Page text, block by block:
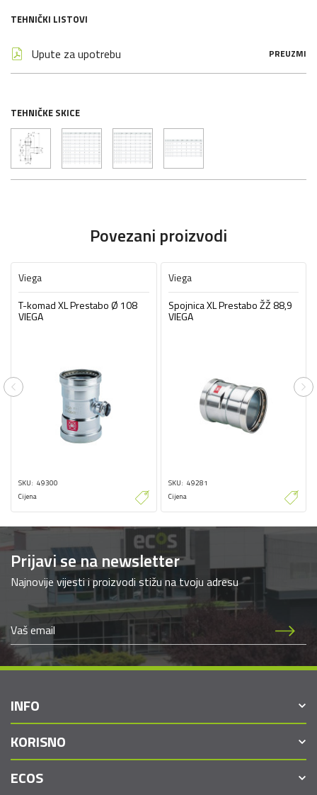
TEHNIČKI LISTOVI
Upute za upotrebu PREUZMI
TEHNIČKE SKICE
Povezani proizvodi
Viega
T-komad XL Prestabo Ø 108
VIEGA
SKU 49300
Cijena
Viega
Spojnica XL Prestabo ŽŽ 88,9
VIEGA
SKU 49281
Cijena
Previous
Prijavi se na newsletter
Najnovije vijesti i proizvodi stižu na tvoju adresu
INFO
KORISNO
ECOS